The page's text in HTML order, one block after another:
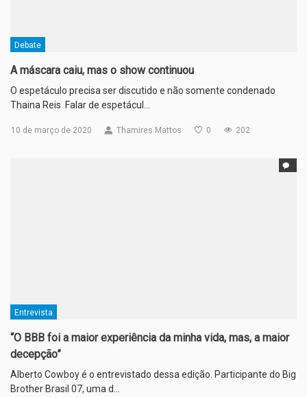
Debate
A máscara caiu, mas o show continuou
O espetáculo precisa ser discutido e não somente condenado
Thaina Reis Falar de espetácul…
10 de março de 2020 Thamires Mattos 0 202
Entrevista
“O BBB foi a maior experiência da minha vida, mas, a maior
decepção”
Alberto Cowboy é o entrevistado dessa edição. Participante do Big
Brother Brasil 07, uma d…